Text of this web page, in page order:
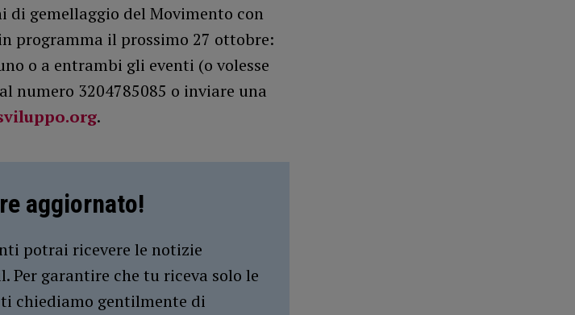
di gemellaggio del Movimento con
programma il prossimo 27 ottobre:
o a entrambi gli eventi (o volesse
numero 3204785085 o inviare una
.
aggiornato!
potrai ricevere le notizie
Per garantire che tu riceva solo le
chiediamo gentilmente di